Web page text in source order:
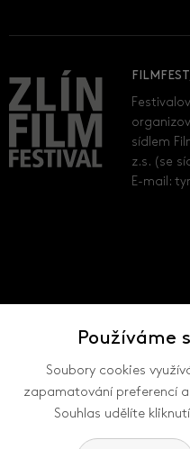
sídlem
z.s. (se
E-mail:
Používáme
Soubory cookies
zapamatování preferencí
Souhlas udělíte